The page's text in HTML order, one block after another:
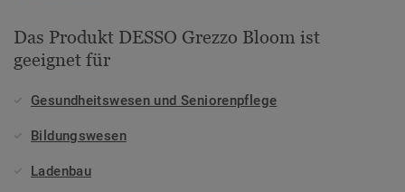
Das Produkt DESSO Grezzo Bloom ist
geeignet für
Gesundheitswesen und Seniorenpflege
Bildungswesen
Ladenbau